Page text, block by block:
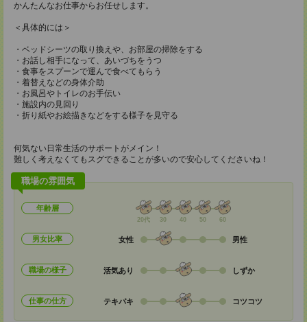
かんたんなお仕事からお任せします。
＜具体的には＞
・ベッドシーツの取り換えや、お部屋の掃除をする
・お話し相手になって、あいづちをうつ
・食事をスプーンで運んで食べてもらう
・着替えなどの身体介助
・お風呂やトイレのお手伝い
・施設内の見回り
・折り紙やお絵描きなどをする様子を見守る
何気ない日常生活のサポートがメイン！
難しく考えなくてもスグできることが多いので安心してくださいね！
職場の雰囲気
年齢層
20代 30 40 50 60
男女比率 女性 男性
職場の様子 活気あり しずか
仕事の仕方 テキパキ コツコツ